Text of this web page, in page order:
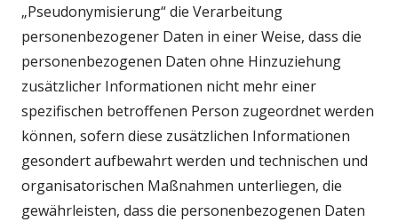
„Pseudonymisierung“ die Verarbeitung
personenbezogener Daten in einer Weise, dass die
personenbezogenen Daten ohne Hinzuziehung
zusätzlicher Informationen nicht mehr einer
spezifischen betroffenen Person zugeordnet werden
können, sofern diese zusätzlichen Informationen
gesondert aufbewahrt werden und technischen und
organisatorischen Maßnahmen unterliegen, die
gewährleisten, dass die personenbezogenen Daten